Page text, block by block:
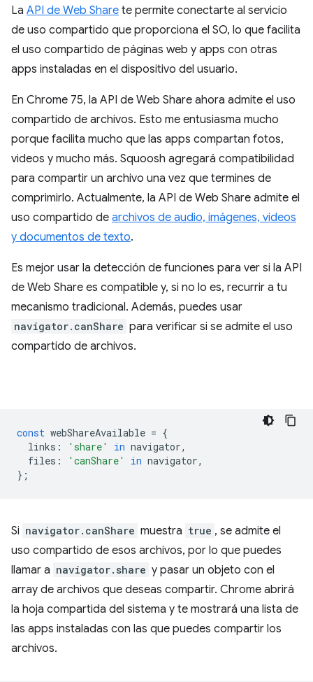
La API de Web Share te permite conectarte al servicio
de uso compartido que proporciona el SO, lo que facilita
el uso compartido de páginas web y apps con otras
apps instaladas en el dispositivo del usuario.
En Chrome 75, la API de Web Share ahora admite el uso
compartido de archivos. Esto me entusiasma mucho
porque facilita mucho que las apps compartan fotos,
videos y mucho más. Squoosh agregará compatibilidad
para compartir un archivo una vez que termines de
comprimirlo. Actualmente, la API de Web Share admite el
uso compartido de archivos de audio, imágenes, videos
y documentos de texto.
Es mejor usar la detección de funciones para ver si la API
de Web Share es compatible y, si no lo es, recurrir a tu
mecanismo tradicional. Además, puedes usar
navigator.canShare para verificar si se admite el uso
compartido de archivos.
const webShareAvailable = {
links : 'share' in navigator,
files : 'canShare' in navigator,
};
Si navigator.canShare muestra true , se admite el
uso compartido de esos archivos, por lo que puedes
llamar a navigator.share y pasar un objeto con el
array de archivos que deseas compartir. Chrome abrirá
la hoja compartida del sistema y te mostrará una lista de
las apps instaladas con las que puedes compartir los
archivos.